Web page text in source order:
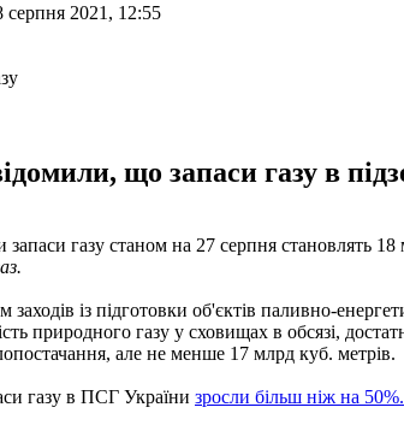
серпня 2021, 12:55
що запаси газу в
газу станом на 27 серпня становлять
заходів із підготовки об'єктів паливно-
природного газу у сховищах в обсязі,
але не менше 17 млрд куб. метрів.
газу в ПСГ України зросли більш ніж на 50%.